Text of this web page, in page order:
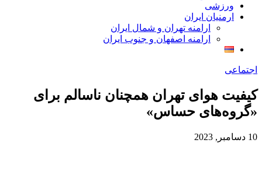
ورزشی
ارمنیان ایران
ارامنه تهران و شمال ایران
ارامنه اصفهان و جنوب ایران
اجتماعی
کیفیت هوای تهران همچنان ناسالم برای
«گروه‌های حساس»
10 دسامبر, 2023